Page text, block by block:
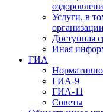
Услуги, в
Доступная
Иная
ГИА
ГИА-9
ГИА-11
Советы